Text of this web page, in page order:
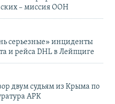
– миссия ООН
серьезные» инциденты
и рейса DHL в Лейпциге
двум судьям из Крыма по
АРК